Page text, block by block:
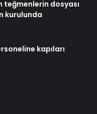
teğmenlerin dosyası
kurulunda
kapıları